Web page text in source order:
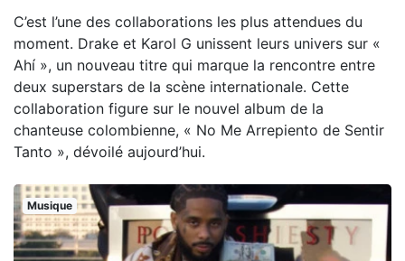
C’est l’une des collaborations les plus attendues du
moment. Drake et Karol G unissent leurs univers sur «
Ahí », un nouveau titre qui marque la rencontre entre
deux superstars de la scène internationale. Cette
collaboration figure sur le nouvel album de la
chanteuse colombienne, « No Me Arrepiento de Sentir
Tanto », dévoilé aujourd’hui.
Musique